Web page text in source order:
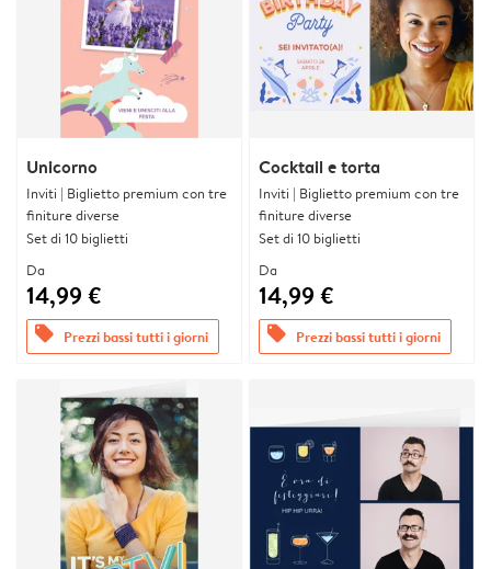
Unicorno
Inviti | Biglietto premium con tre
finiture diverse
Set di 10 biglietti
Da
14,99 €
offers Prezzi bassi tutti i giorni
Cocktail e torta
Inviti | Biglietto premium con tre
finiture diverse
Set di 10 biglietti
Da
14,99 €
offers Prezzi bassi tutti i giorni